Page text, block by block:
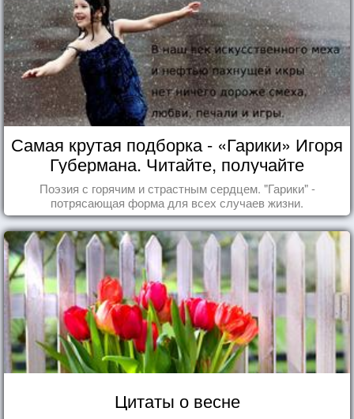
Самая крутая подборка - «Гарики» Игоря
Губермана. Читайте, получайте
удовольствие!
Поэзия с горячим и страстным сердцем. "Гарики" -
потрясающая форма для всех случаев жизни.
Цитаты о весне